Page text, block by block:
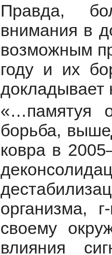
Правда,
внимания в
возможным
году и их
«…памятуя
борьба,
ковра в
организма,
своему
влияния